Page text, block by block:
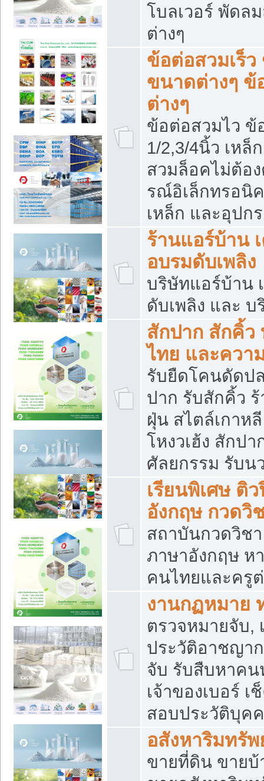
โบลเวอร์ พัดล
ต่างๆ
ข้อต่อสวมเร็
ขนาดต่างๆ ข้
ต่างๆ
ข้อต่อสวมไว ข้
1/2,3/4นิ้ว เหล็
สวมล็อคไม่ต้อ
รณ์อิเล็กทรอนิ
เหล็ก และอุปก
ร้านแอร์บ้าน
อบรมดับเพลิง
บริษัทแอร์บ้าน
ดับเพลิง และ
สักปาก สักคิ้
ไทย และควา
รับยืดโคนดัดป
ปาก รับสักคิ้ว
ฝุ่น สไตล์เกาห
โหงวเฮ้ง สักป
ศัลยกรรม รับน
เรียนพิเศษ ติ
อังกฤษ กวดวิ
สถาบันกวดวิช
ภาษาอังกฤษ ห
คนไทยและครู
งานกฏหมาย
ตรวจหมายจับ,
ประวัติอาชญา
จับ รับสืบหาคน
เจ้าของเบอร์
สอบประวัติบุค
อสังหาริมทรัพ
ขายที่ดิน ขายบ้